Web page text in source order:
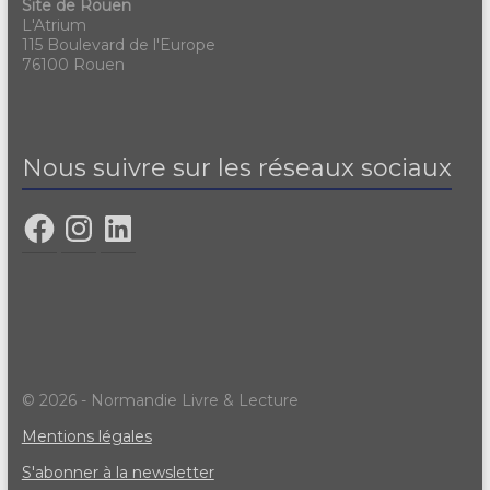
Site de Rouen
L'Atrium
115 Boulevard de l'Europe
76100 Rouen
Nous suivre sur les réseaux sociaux
© 2026 - Normandie Livre & Lecture
Mentions légales
S'abonner à la newsletter